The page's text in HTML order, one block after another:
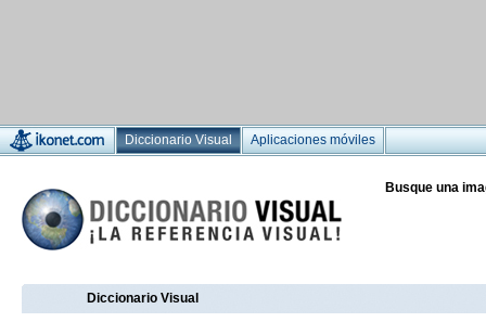
Diccionario Visual Aplicaciones móviles
Busque una
Diccionario Visual